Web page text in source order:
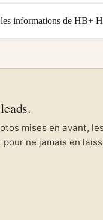
informations de HB+
mises en avant,
ne jamais en